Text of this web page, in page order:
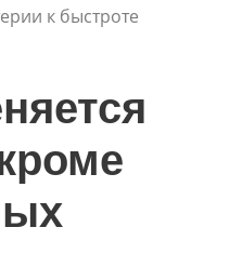
к быстроте